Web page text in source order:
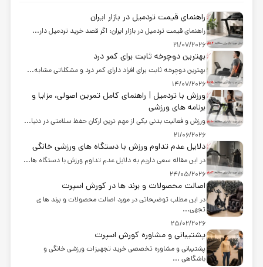
راهنمای قیمت تردمیل در بازار ایران
راهنمای قیمت تردمیل در بازار ایران: اگر قصد خرید تردمیل دار...
21/07/2026
بهترین دوچرخه ثابت برای کمر درد
بهترین دوچرخه ثابت برای افراد دارای کمر درد و مشکلاتی مشابه...
14/07/2026
ورزش با تردمیل | راهنمای کامل تمرین اصولی، مزایا و
برنامه های ورزشی
ورزش و فعالیت بدنی یکی از مهم ترین ارکان حفظ سلامتی در دنیا...
21/06/2026
دلایل عدم تداوم ورزش با دستگاه های ورزشی خانگی
در این مقاله سعی داریم به دلایل عدم تداوم ورزش با دستگاه ها...
24/05/2026
اصالت محصولات و برند ها در کورش اسپرت
در این مطلب توضیحاتی در مورد اصالت محصولات و برند ها ی
تجهی...
25/02/2026
پشتیبانی و مشاوره کورش اسپرت
پشتیبانی و مشاوره تخصصی خرید تجهیزات ورزشی خانگی و
باشگاهی ...